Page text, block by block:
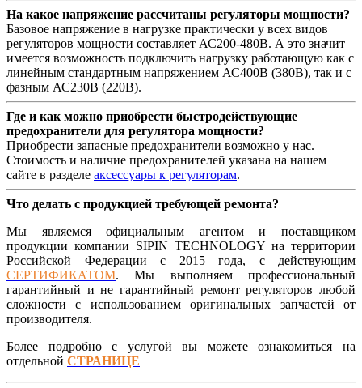
На какое напряжение рассчитаны регуляторы мощности?
Базовое напряжение в нагрузке практически у всех видов
регуляторов мощности составляет АС200-480В. А это значит
имеется возможность подключить нагрузку работающую как с
линейным стандартным напряжением АС400В (380В), так и с
фазным АС230В (220В).
Где и как можно приобрести быстродействующие
предохранители для регулятора мощности?
Приобрести запасные предохранители возможно у нас.
Стоимость и наличие предохранителей указана на нашем
сайте в разделе аксессуары к регуляторам.
Что делать с продукцией требующей ремонта?
Мы являемся официальным агентом и поставщиком
продукции компании SIPIN TECHNOLOGY на территории
Российской Федерации с 2015 года, с действующим
СЕРТИФИКАТОМ. Мы выполняем профессиональный
гарантийный и не гарантийный ремонт регуляторов любой
сложности с использованием оригинальных запчастей от
производителя.
Более подробно с услугой вы можете ознакомиться на
отдельной СТРАНИЦЕ